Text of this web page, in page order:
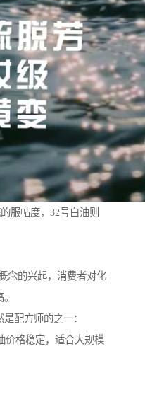
服帖度，32号白油则
念的兴起，消费者对化
配方师的之一：
价格稳定，适合大规模